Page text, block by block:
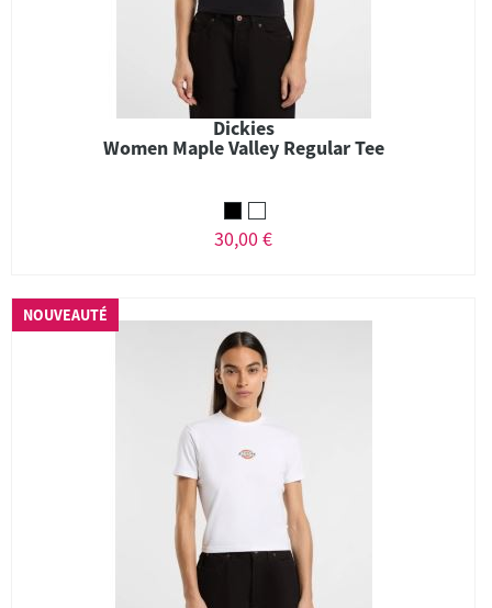
Dickies
Women Maple Valley Regular Tee
30,00 €
NOUVEAUTÉ